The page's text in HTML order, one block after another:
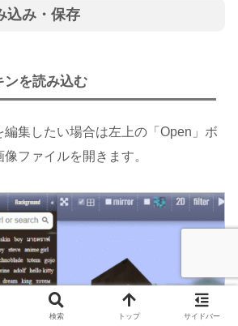
込み・保存
ンを読み込む
集したい場合は左上の「Open」ボ
ファイルを開きます。
検索 トップ サイドバー